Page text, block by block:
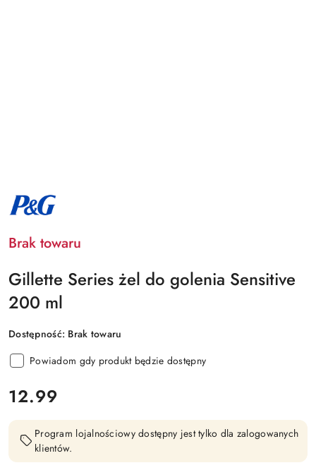
NAZWA
PRODUCENTA:
PROCTER
GAMBLE
Brak towaru
Gillette Series żel do golenia Sensitive
200 ml
Dostępność: Brak towaru
Powiadom gdy produkt będzie dostępny
cena:
12.99
Program lojalnościowy dostępny jest tylko dla zalogowanych
klientów.